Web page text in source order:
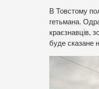
В Товстому
гетьмана.
краєзнавців,
буде сказане